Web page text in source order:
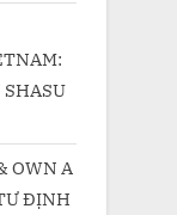
OWN A
ĐỊNH